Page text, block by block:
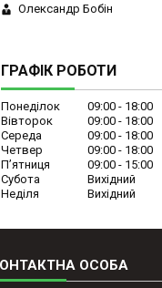
Олександр Бобін
ГРАФІК РОБОТИ
Понеділок 09:00
18:00
Вівторок
09:00
18:00
Середа
09:00
18:00
Четвер
09:00
18:00
Пʼятниця
09:00
15:00
Субота
Вихідний
Неділя
Вихідний